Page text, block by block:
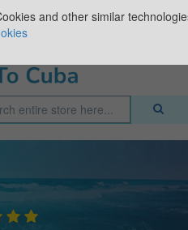
and other similar